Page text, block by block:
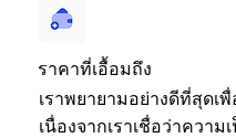
ราคาที่เอื้อมถึง
เราพยายามอย่างดีที่สุดเ
เนื่องจากเราเชื่อว่าควา